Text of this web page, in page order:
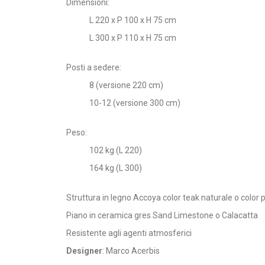
Dimensioni:
L 220 x P 100 x H 75 cm
L 300 x P 110 x H 75 cm
Posti a sedere:
8 (versione 220 cm)
10-12 (versione 300 cm)
Peso:
102 kg (L 220)
164 kg (L 300)
Struttura in legno Accoya color teak naturale o color
Piano in ceramica gres Sand Limestone o Calacatta
Resistente agli agenti atmosferici
Designer: Marco Acerbis